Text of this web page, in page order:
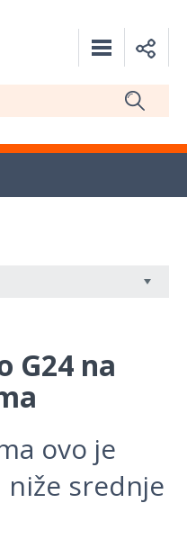
G24 na
ovo je
srednje